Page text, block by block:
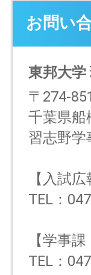
お問い
東邦大学
〒274-
千葉県船
習志野学
【入試広
TEL：
【学事
TEL：